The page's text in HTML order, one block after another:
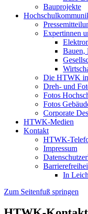
Bauprojekte
Expertinnen
Bauen,
Die HTWK
Dreh- und
Fotos
Fotos
Corporate
HTWK-Medien
Kontakt
HTWK-
Impressum
In
Zum Seitenfuß springen